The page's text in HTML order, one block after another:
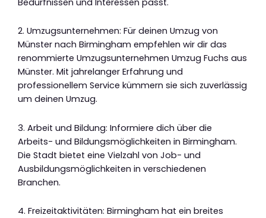
2. Umzugsunternehmen: Für deinen Umzug von
Münster nach Birmingham empfehlen wir dir das
renommierte Umzugsunternehmen Umzug Fuchs aus
Münster. Mit jahrelanger Erfahrung und
professionellem Service kümmern sie sich zuverlässig
um deinen Umzug.
3. Arbeit und Bildung: Informiere dich über die
Arbeits- und Bildungsmöglichkeiten in Birmingham.
Die Stadt bietet eine Vielzahl von Job- und
Ausbildungsmöglichkeiten in verschiedenen
Branchen.
4. Freizeitaktivitäten: Birmingham hat ein breites